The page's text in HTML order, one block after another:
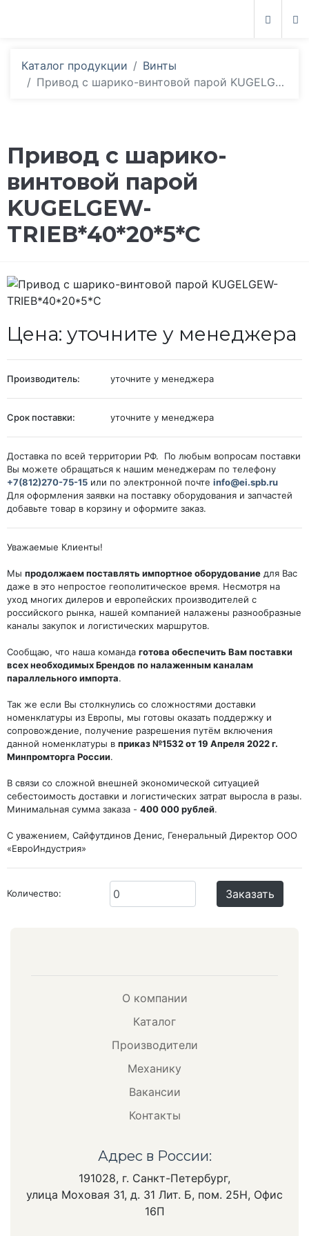
Каталог продукции
Винты
Привод с шарико-винтовой парой KUGELGEW-TRIEB*40*20*5*C
Привод с шарико-
винтовой парой
KUGELGEW-
TRIEB*40*20*5*C
Цена: уточните у менеджера
Производитель: уточните у менеджера
Срок поставки: уточните у менеджера
Доставка по всей территории РФ. По любым вопросам поставки
Вы можете обращаться к нашим менеджерам по телефону
+7(812)270-75-15 или по электронной почте info@ei.spb.ru
Для оформления заявки на поставку оборудования и запчастей
добавьте товар в корзину и оформите заказ.
Уважаемые Клиенты!
Мы продолжаем поставлять импортное оборудование для Вас
даже в это непростое геополитическое время. Несмотря на
уход многих дилеров и европейских производителей с
российского рынка, нашей компанией налажены разнообразные
каналы закупок и логистических маршрутов.
Сообщаю, что наша команда готова обеспечить Вам поставки
всех необходимых Брендов по налаженным каналам
параллельного импорта.
Так же если Вы столкнулись со сложностями доставки
номенклатуры из Европы, мы готовы оказать поддержку и
сопровождение, получение разрешения путём включения
данной номенклатуры в приказ №1532 от 19 Апреля 2022 г.
Минпромторга России.
В связи со сложной внешней экономической ситуацией
себестоимость доставки и логистических затрат выросла в разы.
Минимальная сумма заказа - 400 000 рублей.
С уважением, Сайфутдинов Денис, Генеральный Директор ООО
«ЕвроИндустрия»
Количество: Заказать
О компании
Каталог
Производители
Механику
Вакансии
Контакты
Адрес в России:
191028, г. Санкт-Петербург,
улица Моховая 31, д. 31 Лит. Б, пом. 25Н, Офис
16П